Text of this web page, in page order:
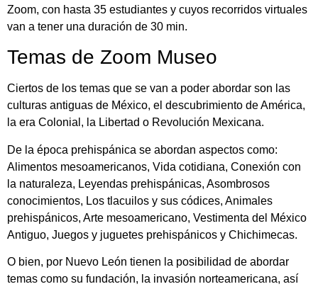
Zoom, con hasta 35 estudiantes y cuyos recorridos virtuales
van a tener una duración de 30 min.
Temas de Zoom Museo
Ciertos de los temas que se van a poder abordar son las
culturas antiguas de México, el descubrimiento de América,
la era Colonial, la Libertad o Revolución Mexicana.
De la época prehispánica se abordan aspectos como:
Alimentos mesoamericanos, Vida cotidiana, Conexión con
la naturaleza, Leyendas prehispánicas, Asombrosos
conocimientos, Los tlacuilos y sus códices, Animales
prehispánicos, Arte mesoamericano, Vestimenta del México
Antiguo, Juegos y juguetes prehispánicos y Chichimecas.
O bien, por Nuevo León tienen la posibilidad de abordar
temas como su fundación, la invasión norteamericana, así